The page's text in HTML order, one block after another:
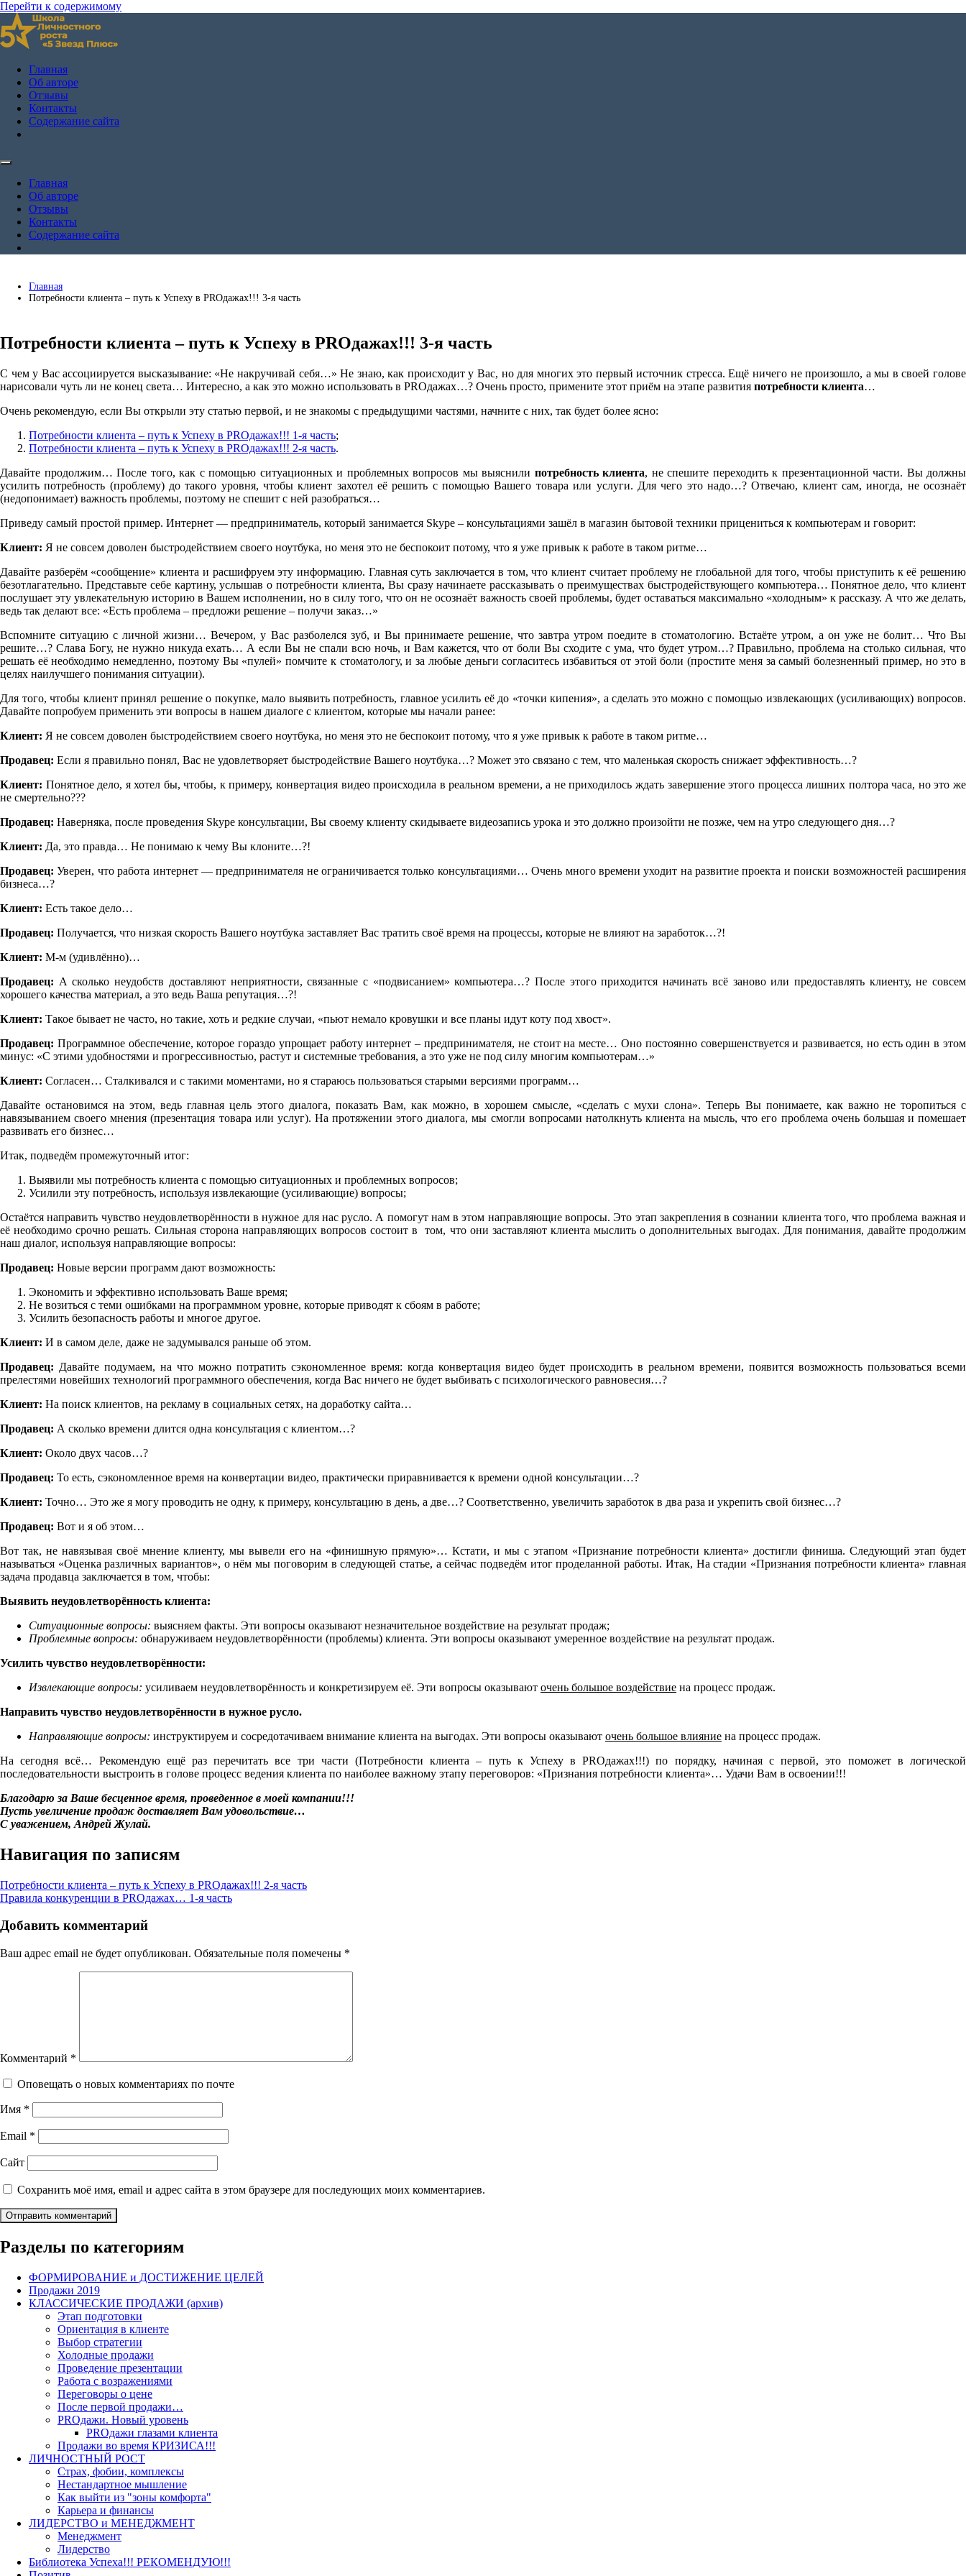
Перейти к содержимому
Школа личностного роста Андрея Жулая "5 Звёзд Плюс"
Андрей Жулай — личный блог
Главная
Об авторе
Отзывы
Контакты
Содержание сайта
Главная
Об авторе
Отзывы
Контакты
Содержание сайта
Главная
Потребности клиента – путь к Успеху в PROдажах!!! 3-я часть
Потребности клиента – путь к Успеху в PROдажах!!! 3-я часть
C чем у Вас ассоциируется высказывание: «Не накручивай себя…» Не знаю, как происходит у Вас, но для многих это первый источник стресса. Ещё ничего не произошло, а мы в своей голове
нарисовали чуть ли не конец света… Интересно, а как это можно использовать в PROдажах…? Очень просто, примените этот приём на этапе развития потребности клиента…
Очень рекомендую, если Вы открыли эту статью первой, и не знакомы с предыдущими частями, начните с них, так будет более ясно:
Потребности клиента – путь к Успеху в PROдажах!!! 1-я часть;
Потребности клиента – путь к Успеху в PROдажах!!! 2-я часть.
Давайте продолжим… После того, как с помощью ситуационных и проблемных вопросов мы выяснили потребность клиента, не спешите переходить к презентационной части. Вы должны
усилить потребность (проблему) до такого уровня, чтобы клиент захотел её решить с помощью Вашего товара или услуги. Для чего это надо…? Отвечаю, клиент сам, иногда, не осознаёт
(недопонимает) важность проблемы, поэтому не спешит с ней разобраться…
Приведу самый простой пример. Интернет — предприниматель, который занимается Skype – консультациями зашёл в магазин бытовой техники прицениться к компьютерам и говорит:
Клиент: Я не совсем доволен быстродействием своего ноутбука, но меня это не беспокоит потому, что я уже привык к работе в таком ритме…
Давайте разберём «сообщение» клиента и расшифруем эту информацию. Главная суть заключается в том, что клиент считает проблему не глобальной для того, чтобы приступить к её решению
безотлагательно. Представьте себе картину, услышав о потребности клиента, Вы сразу начинаете рассказывать о преимуществах быстродействующего компьютера… Понятное дело, что клиент
послушает эту увлекательную историю в Вашем исполнении, но в силу того, что он не осознаёт важность своей проблемы, будет оставаться максимально «холодным» к рассказу. А что же делать,
ведь так делают все: «Есть проблема – предложи решение – получи заказ…»
Вспомните ситуацию с личной жизни… Вечером, у Вас разболелся зуб, и Вы принимаете решение, что завтра утром поедите в стоматологию. Встаёте утром, а он уже не болит… Что Вы
решите…? Слава Богу, не нужно никуда ехать… А если Вы не спали всю ночь, и Вам кажется, что от боли Вы сходите с ума, что будет утром…? Правильно, проблема на столько сильная, что
решать её необходимо немедленно, поэтому Вы «пулей» помчите к стоматологу, и за любые деньги согласитесь избавиться от этой боли (простите меня за самый болезненный пример, но это в
целях наилучшего понимания ситуации).
Для того, чтобы клиент принял решение о покупке, мало выявить потребность, главное усилить её до «точки кипения», а сделать это можно с помощью извлекающих (усиливающих) вопросов.
Давайте попробуем применить эти вопросы в нашем диалоге с клиентом, которые мы начали ранее:
Клиент: Я не совсем доволен быстродействием своего ноутбука, но меня это не беспокоит потому, что я уже привык к работе в таком ритме…
Продавец: Если я правильно понял, Вас не удовлетворяет быстродействие Вашего ноутбука…? Может это связано с тем, что маленькая скорость снижает эффективность…?
Клиент: Понятное дело, я хотел бы, чтобы, к примеру, конвертация видео происходила в реальном времени, а не приходилось ждать завершение этого процесса лишних полтора часа, но это же
не смертельно???
Продавец: Наверняка, после проведения Skype консультации, Вы своему клиенту скидываете видеозапись урока и это должно произойти не позже, чем на утро следующего дня…?
Клиент: Да, это правда… Не понимаю к чему Вы клоните…?!
Продавец: Уверен, что работа интернет — предпринимателя не ограничивается только консультациями… Очень много времени уходит на развитие проекта и поиски возможностей расширения
бизнеса…?
Клиент: Есть такое дело…
Продавец: Получается, что низкая скорость Вашего ноутбука заставляет Вас тратить своё время на процессы, которые не влияют на заработок…?!
Клиент: М-м (удивлённо)…
Продавец: А сколько неудобств доставляют неприятности, связанные с «подвисанием» компьютера…? После этого приходится начинать всё заново или предоставлять клиенту, не совсем
хорошего качества материал, а это ведь Ваша репутация…?!
Клиент: Такое бывает не часто, но такие, хоть и редкие случаи, «пьют немало кровушки и все планы идут коту под хвост».
Продавец: Программное обеспечение, которое гораздо упрощает работу интернет – предпринимателя, не стоит на месте… Оно постоянно совершенствуется и развивается, но есть один в этом
минус: «С этими удобностями и прогрессивностью, растут и системные требования, а это уже не под силу многим компьютерам…»
Клиент: Согласен… Сталкивался и с такими моментами, но я стараюсь пользоваться старыми версиями программ…
Давайте остановимся на этом, ведь главная цель этого диалога, показать Вам, как можно, в хорошем смысле, «сделать с мухи слона». Теперь Вы понимаете, как важно не торопиться с
навязыванием своего мнения (презентация товара или услуг). На протяжении этого диалога, мы смогли вопросами натолкнуть клиента на мысль, что его проблема очень большая и помешает
развивать его бизнес…
Итак, подведём промежуточный итог:
Выявили мы потребность клиента с помощью ситуационных и проблемных вопросов;
Усилили эту потребность, используя извлекающие (усиливающие) вопросы;
Остаётся направить чувство неудовлетворённости в нужное для нас русло. А помогут нам в этом направляющие вопросы. Это этап закрепления в сознании клиента того, что проблема важная и
её необходимо срочно решать. Сильная сторона направляющих вопросов состоит в том, что они заставляют клиента мыслить о дополнительных выгодах. Для понимания, давайте продолжим
наш диалог, используя направляющие вопросы:
Продавец: Новые версии программ дают возможность:
Экономить и эффективно использовать Ваше время;
Не возиться с теми ошибками на программном уровне, которые приводят к сбоям в работе;
Усилить безопасность работы и многое другое.
Клиент: И в самом деле, даже не задумывался раньше об этом.
Продавец: Давайте подумаем, на что можно потратить сэкономленное время: когда конвертация видео будет происходить в реальном времени, появится возможность пользоваться всеми
прелестями новейших технологий программного обеспечения, когда Вас ничего не будет выбивать с психологического равновесия…?
Клиент: На поиск клиентов, на рекламу в социальных сетях, на доработку сайта…
Продавец: А сколько времени длится одна консультация с клиентом…?
Клиент: Около двух часов…?
Продавец: То есть, сэкономленное время на конвертации видео, практически приравнивается к времени одной консультации…?
Клиент: Точно… Это же я могу проводить не одну, к примеру, консультацию в день, а две…? Соответственно, увеличить заработок в два раза и укрепить свой бизнес…?
Продавец: Вот и я об этом…
Вот так, не навязывая своё мнение клиенту, мы вывели его на «финишную прямую»… Кстати, и мы с этапом «Признание потребности клиента» достигли финиша. Следующий этап будет
называться «Оценка различных вариантов», о нём мы поговорим в следующей статье, а сейчас подведём итог проделанной работы. Итак, На стадии «Признания потребности клиента» главная
задача продавца заключается в том, чтобы:
Выявить неудовлетворённость клиента:
Ситуационные вопросы: выясняем факты. Эти вопросы оказывают незначительное воздействие на результат продаж;
Проблемные вопросы: обнаруживаем неудовлетворённости (проблемы) клиента. Эти вопросы оказывают умеренное воздействие на результат продаж.
Усилить чувство неудовлетворённости:
Извлекающие вопросы: усиливаем неудовлетворённость и конкретизируем её. Эти вопросы оказывают очень большое воздействие на процесс продаж.
Направить чувство неудовлетворённости в нужное русло.
Направляющие вопросы: инструктируем и сосредотачиваем внимание клиента на выгодах. Эти вопросы оказывают очень большое влияние на процесс продаж.
На сегодня всё… Рекомендую ещё раз перечитать все три части (Потребности клиента – путь к Успеху в PROдажах!!!) по порядку, начиная с первой, это поможет в логической
последовательности выстроить в голове процесс ведения клиента по наиболее важному этапу переговоров: «Признания потребности клиента»… Удачи Вам в освоении!!!
Благодарю за Ваше бесценное время, проведенное в моей компании!!!
Пусть увеличение продаж доставляет Вам удовольствие…
С уважением, Андрей Жулай.
Навигация по записям
Потребности клиента – путь к Успеху в PROдажах!!! 2-я часть
Правила конкуренции в PROдажах… 1-я часть
Добавить комментарий
Ваш адрес email не будет опубликован. Обязательные поля помечены *
Комментарий *
Оповещать о новых комментариях по почте
Имя *
Email *
Сайт
Сохранить моё имя, email и адрес сайта в этом браузере для последующих моих комментариев.
Разделы по категориям
ФОРМИРОВАНИЕ и ДОСТИЖЕНИЕ ЦЕЛЕЙ
Продажи 2019
КЛАССИЧЕСКИЕ ПРОДАЖИ (архив)
Этап подготовки
Ориентация в клиенте
Выбор стратегии
Холодные продажи
Проведение презентации
Работа с возражениями
Переговоры о цене
После первой продажи…
PROдажи. Новый уровень
PROдажи глазами клиента
Продажи во время КРИЗИСА!!!
ЛИЧНОСТНЫЙ РОСТ
Страх, фобии, комплексы
Нестандартное мышление
Как выйти из "зоны комфорта"
Карьера и финансы
ЛИДЕРСТВО и МЕНЕДЖМЕНТ
Менеджмент
Лидерство
Библиотека Успеха!!! РЕКОМЕНДУЮ!!!